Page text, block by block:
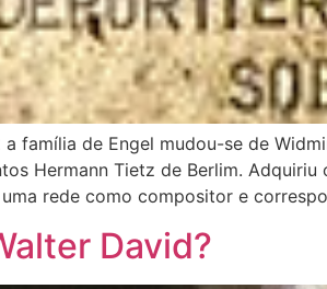
a família de Engel mudou-se de
Hermann Tietz de Berlim.
rede como compositor e
David?